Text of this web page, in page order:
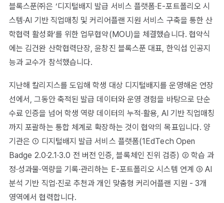
블록스푼㈜은 ‘디지털배지 발급 서비스 플랫폼·E-포트폴리오 시
스템·AI 기반 직업매칭 및 커리어플랜 지원 서비스 구축을 통한 산
학협력 활성화’를 위한 업무협약(MOU)을 체결했습니다. 협약식
에는 김건완 산학협력단장, 윤창진 블록스푼 대표, 한익섭 인공지
능과 교수가 참석했습니다.
지난해 칼리지스를 도입해 학생 대상 디지털배지를 운영해온 연장
선에서, 그동안 축적된 발급 데이터와 운영 경험을 바탕으로 단순
수료 인증을 넘어 학생 역량 데이터의 누적·활용, AI 기반 직업매칭
까지 포괄하는 통합 체계로 확장하는 것이 협약의 목표입니다. 양
기관은 ① 디지털배지 발급 서비스 플랫폼(1EdTech Open
Badge 2.0·2.1·3.0 전 버전 인증, 블록체인 진위 검증) ② 학습 과
정·성과물·역량을 기록·관리하는 E-포트폴리오 시스템 연계 ③ AI
분석 기반 직업·진로 추천과 개인 맞춤형 커리어플랜 지원 - 3개
영역에서 협력합니다.